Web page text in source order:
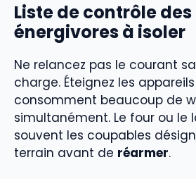
Liste de contrôle
énergivores à isoler
Ne relancez pas le courant
charge. Éteignez les
consomment beaucoup de
simultanément. Le four ou le
souvent les coupables
terrain avant de réarmer.